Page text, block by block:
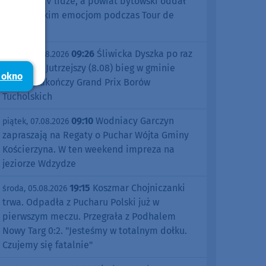
się kolarskim emocjom podczas Tour de
piątek, 07.08.2026 09:26 Śliwicka Dyszka po raz
dziesiąty. Jutrzejszy (8.08) bieg w gminie
Śliwice zakończy Grand Prix Borów
Tucholskich
piątek, 07.08.2026 09:10 Wodniacy Garczyn
zapraszają na Regaty o Puchar Wójta Gminy
Kościerzyna. W ten weekend impreza na
jeziorze Wdzydze
środa, 05.08.2026 19:15 Koszmar Chojniczanki
trwa. Odpadła z Pucharu Polski już w
pierwszym meczu. Przegrała z Podhalem
Nowy Targ 0:2. "Jesteśmy w totalnym dołku.
Czujemy się fatalnie"